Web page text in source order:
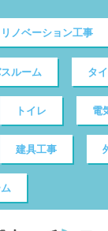
ノベーション工事
ルーム タ
トイレ 電
建具工事